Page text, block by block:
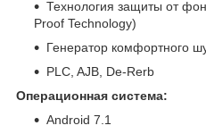
Технология защиты от
Proof Technology)
Генератор комфортного
PLC, AJB, De-Rerb
Операционная система:
Android 7.1